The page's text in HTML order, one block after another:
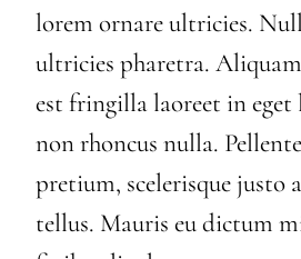
lorem ornare ultricies.
ultricies pharetra.
est fringilla laoreet in
non rhoncus nulla.
pretium, scelerisque justo
tellus. Mauris eu dictum